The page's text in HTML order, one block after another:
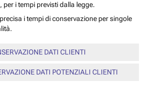
per i tempi previsti dalla legge.
i tempi di conservazione per singole
DATI CLIENTI
DATI POTENZIALI CLIENTI